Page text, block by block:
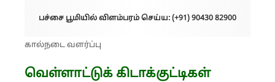
பச்சை பூமியில் விளம்பரம் செய்ய: (+91) 90430 82900
கால்நடை வளர்ப்பு
வெள்ளாட்டுக் கிடாக்குட்டிகள்